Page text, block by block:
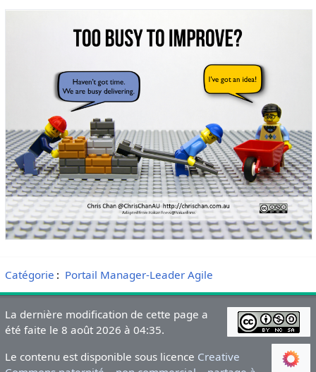
Catégorie : Portail Manager-Leader Agile
La dernière modification de cette page a
été faite le 8 août 2026 à 04:35.
Le contenu est disponible sous licence Creative